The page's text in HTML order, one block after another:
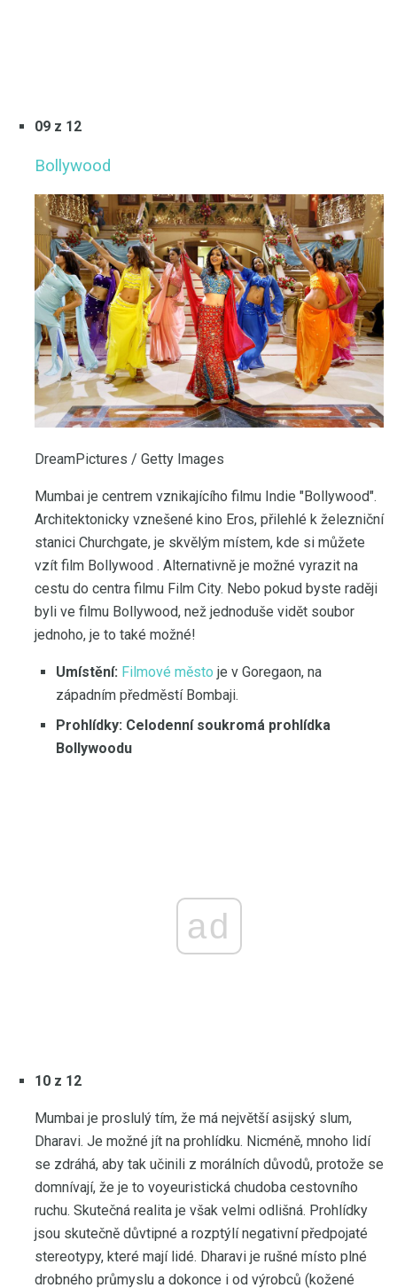
09 z 12
Bollywood
DreamPictures / Getty Images
Mumbai je centrem vznikajícího filmu Indie "Bollywood".
Architektonicky vznešené kino Eros, přilehlé k železniční
stanici Churchgate, je skvělým místem, kde si můžete
vzít film Bollywood . Alternativně je možné vyrazit na
cestu do centra filmu Film City. Nebo pokud byste raději
byli ve filmu Bollywood, než jednoduše vidět soubor
jednoho, je to také možné!
Umístění: Filmové město je v Goregaon, na
západním předměstí Bombaji.
Prohlídky: Celodenní soukromá prohlídka
Bollywoodu
ad
10 z 12
Mumbai je proslulý tím, že má největší asijský slum,
Dharavi. Je možné jít na prohlídku. Nicméně, mnoho lidí
se zdráhá, aby tak učinili z morálních důvodů, protože se
domnívají, že je to voyeuristická chudoba cestovního
ruchu. Skutečná realita je však velmi odlišná. Prohlídky
jsou skutečně důvtipné a rozptýlí negativní předpojaté
stereotypy, které mají lidé. Dharavi je rušné místo plné
drobného průmyslu a dokonce i od výrobců (kožené